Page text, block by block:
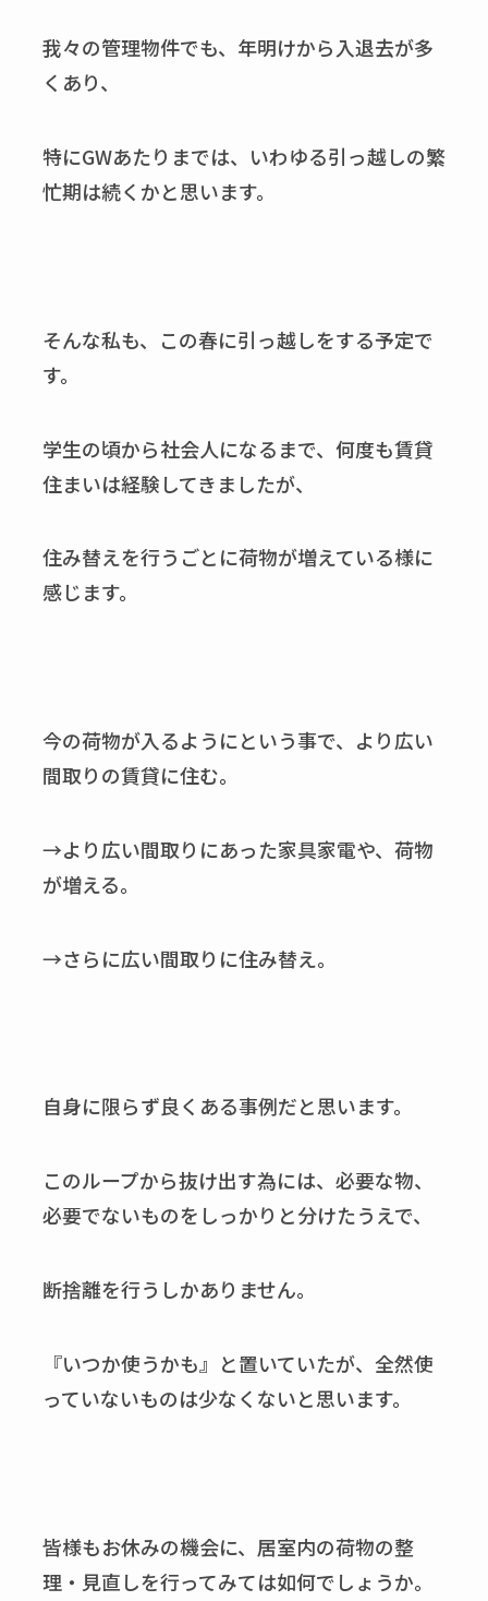
我々の管理物件でも、年明けから入退去が多
くあり、
特にGWあたりまでは、いわゆる引っ越しの繁
忙期は続くかと思います。
そんな私も、この春に引っ越しをする予定で
す。
学生の頃から社会人になるまで、何度も賃貸
住まいは経験してきましたが、
住み替えを行うごとに荷物が増えている様に
感じます。
今の荷物が入るようにという事で、より広い
間取りの賃貸に住む。
→より広い間取りにあった家具家電や、荷物
が増える。
→さらに広い間取りに住み替え。
自身に限らず良くある事例だと思います。
このループから抜け出す為には、必要な物、
必要でないものをしっかりと分けたうえで、
断捨離を行うしかありません。
『いつか使うかも』と置いていたが、全然使
っていないものは少なくないと思います。
皆様もお休みの機会に、居室内の荷物の整
理・見直しを行ってみては如何でしょうか。